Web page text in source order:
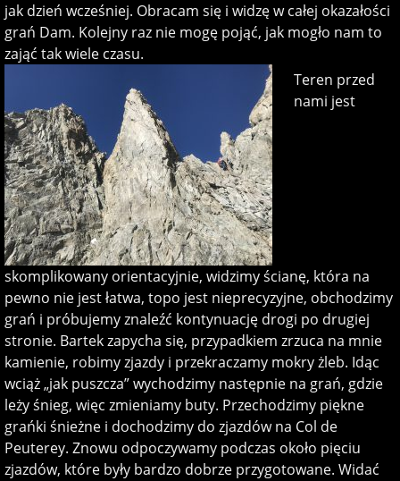
jak dzień wcześniej. Obracam się i widzę w całej okazałości
grań Dam. Kolejny raz nie mogę pojąć, jak mogło nam to
zająć tak wiele czasu.
Teren przed
nami jest
skomplikowany orientacyjnie, widzimy ścianę, która na
pewno nie jest łatwa, topo jest nieprecyzyjne, obchodzimy
grań i próbujemy znaleźć kontynuację drogi po drugiej
stronie. Bartek zapycha się, przypadkiem zrzuca na mnie
kamienie, robimy zjazdy i przekraczamy mokry żleb. Idąc
wciąż „jak puszcza” wychodzimy następnie na grań, gdzie
leży śnieg, więc zmieniamy buty. Przechodzimy piękne
grańki śnieżne i dochodzimy do zjazdów na Col de
Peuterey. Znowu odpoczywamy podczas około pięciu
zjazdów, które były bardzo dobrze przygotowane. Widać